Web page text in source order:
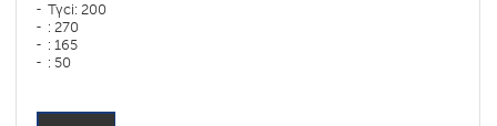
Түсі: 200
: 270
: 165
: 50
Қуаты, Вт: 2400